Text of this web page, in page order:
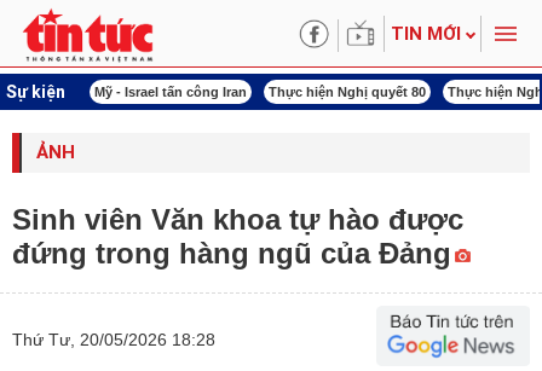
TIN MỚI
Sự kiện
lượng Mỹ - Israel tấn công Iran Thực hiện Nghị quyết 80 Thực hiện
ẢNH
Sinh viên Văn khoa tự hào được
đứng trong hàng ngũ của Đảng
Thứ Tư, 20/05/2026 18:28